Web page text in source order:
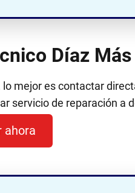
Díaz Más
mejor es contactar
servicio de reparación a
ahora